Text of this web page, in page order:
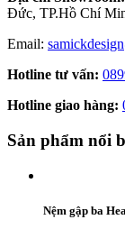
Đức, TP.Hồ Chí
Email:
Hotline tư vấn:
Hotline giao hàng:
Sản phẩm nổi
Nệm gập ba